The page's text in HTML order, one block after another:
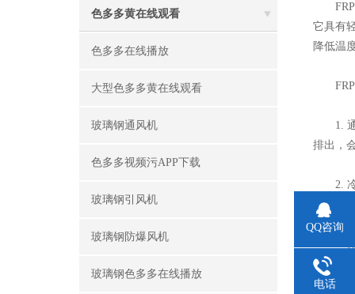
色多多黄在线观看
色多多在线播放
大型色多多黄在线观看
玻璃钢通风机
色多多视频污APP下载
玻璃钢引风机
玻璃钢防爆风机
玻璃钢色多多在线播放
FRP风
它具有轻
降低温度
FRP风
1. 通风
排出
2. 冷却
的正常
伤害
QQ咨询
电话